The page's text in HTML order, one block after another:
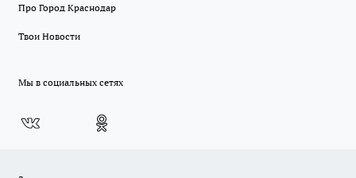
Про Город Краснодар
Твои Новости
Мы в социальных сетях